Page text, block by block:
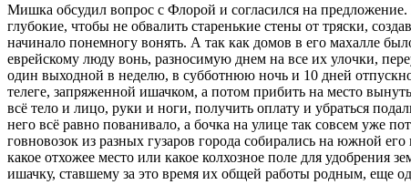
Мишка обсудил вопрос с Флорой и согласился на
глубокие, чтобы не обвалить старенькие стены от тряски,
начинало понемногу вонять. А так как домов в его махалле
еврейскому люду вонь, разносимую днем на все их улочки,
один выходной в неделю, в субботнюю ночь и 10 дней
телеге, запряженной ишачком, а потом прибить на место
всё тело и лицо, руки и ноги, получить оплату и убраться
него всё равно пованивало, а бочка на улице так совсем уже
говновозок из разных гузаров города собирались на южной
какое отхожее место или какое колхозное поле для удобрения
ишачку, ставшему за это время их общей работы родным, еще